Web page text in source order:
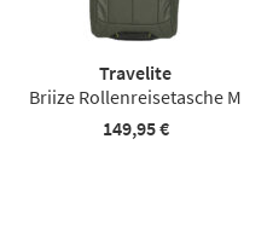
Travelite
Briize Rollenreisetasche M
149,95 €